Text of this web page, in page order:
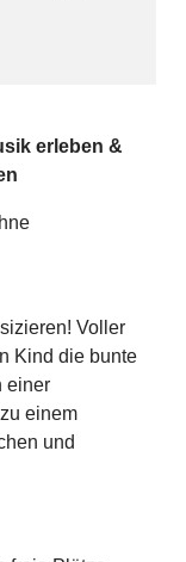
erleben &
Voller
Kind die bunte
einer
einem
und